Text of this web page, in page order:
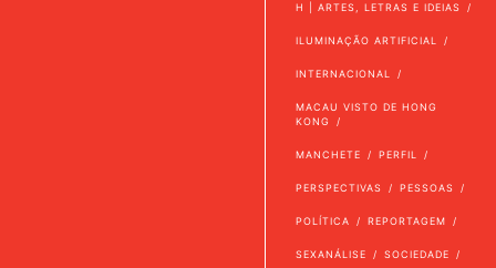
H | ARTES, LETRAS E IDEIAS
ILUMINAÇÃO ARTIFICIAL
INTERNACIONAL
MACAU VISTO DE HONG
KONG
MANCHETE PERFIL
PERSPECTIVAS PESSOAS
POLÍTICA REPORTAGEM
SEXANÁLISE SOCIEDADE